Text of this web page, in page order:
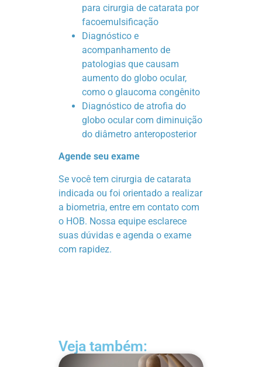
para cirurgia de catarata por
facoemulsificação
Diagnóstico e
acompanhamento de
patologias que causam
aumento do globo ocular,
como o glaucoma congênito
Diagnóstico de atrofia do
globo ocular com diminuição
do diâmetro anteroposterior
Agende seu exame
Se você tem cirurgia de catarata
indicada ou foi orientado a realizar
a biometria, entre em contato com
o HOB. Nossa equipe esclarece
suas dúvidas e agenda o exame
com rapidez.
Veja também: